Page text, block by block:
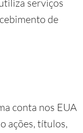
serviços
de
conta nos EUA
ações, títulos,